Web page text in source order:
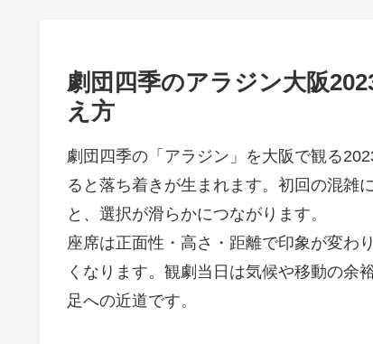
劇団四季のアラジン大阪
え方
劇団四季の「アラジン」を大阪で観る
ると落ち着きが生まれます。初回の混雑
と、選択が滑らかにつながります。
座席は正面性・高さ・距離で印象が変わ
くなります。観劇当日は気候や移動の余
足への近道です。